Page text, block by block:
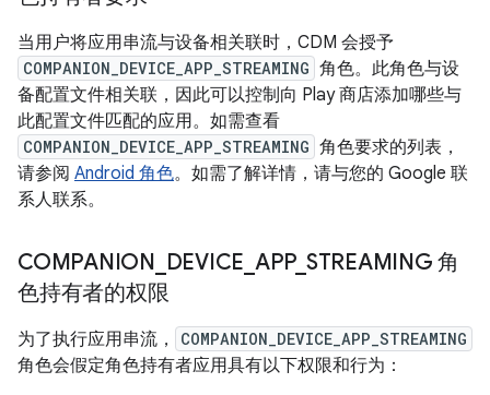
当用户将应用串流与设备相关联时，CDM 会授予
COMPANION_DEVICE_APP_STREAMING 角色。此角色与设
备配置文件相关联，因此可以控制向 Play 商店添加哪些与
此配置文件匹配的应用。如需查看
COMPANION_DEVICE_APP_STREAMING 角色要求的列表，
请参阅 Android 角色。如需了解详情，请与您的 Google 联
系人联系。
COMPANION DEVICE APP_ STREAMING 角
色持有者的权限
为了执行应用串流， COMPANION_DEVICE_APP_STREAMING
角色会假定角色持有者应用具有以下权限和行为：